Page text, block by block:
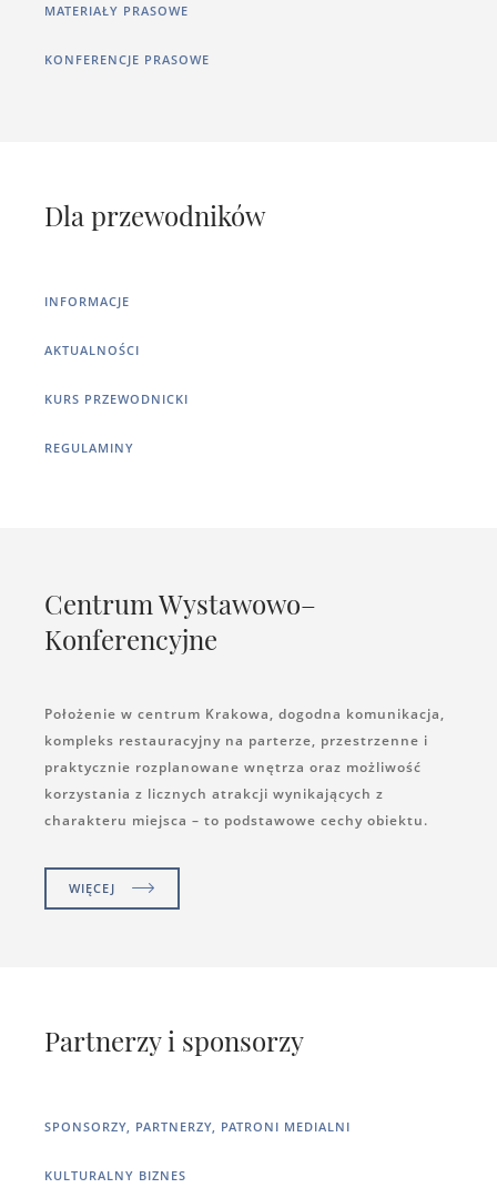
MATERIAŁY PRASOWE
KONFERENCJE PRASOWE
Dla przewodników
INFORMACJE
AKTUALNOŚCI
KURS PRZEWODNICKI
REGULAMINY
Centrum Wystawowo–
Konferencyjne
Położenie w centrum Krakowa, dogodna komunikacja,
kompleks restauracyjny na parterze, przestrzenne i
praktycznie rozplanowane wnętrza oraz możliwość
korzystania z licznych atrakcji wynikających z
charakteru miejsca – to podstawowe cechy obiektu.
WIĘCEJ
Partnerzy i sponsorzy
SPONSORZY, PARTNERZY, PATRONI MEDIALNI
KULTURALNY BIZNES